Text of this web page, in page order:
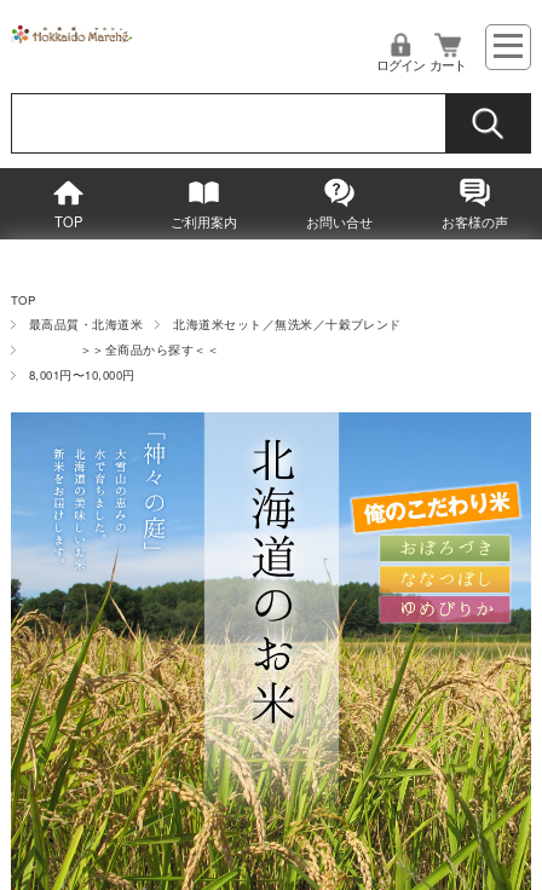
ログイン カート
TOP ご利用案内 お問い合せ お客様の声
TOP
最高品質・北海道米
北海道米セット／無洗米／十穀ブレンド
＞＞全商品から探す＜＜
8,001円〜10,000円